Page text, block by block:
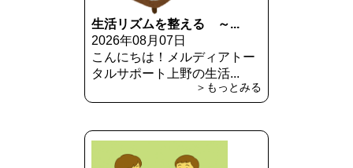
生活リズムを整える ～...
2026年08月07日
こんにちは！メルディアトー
タルサポート上野の生活...
＞もっとみる